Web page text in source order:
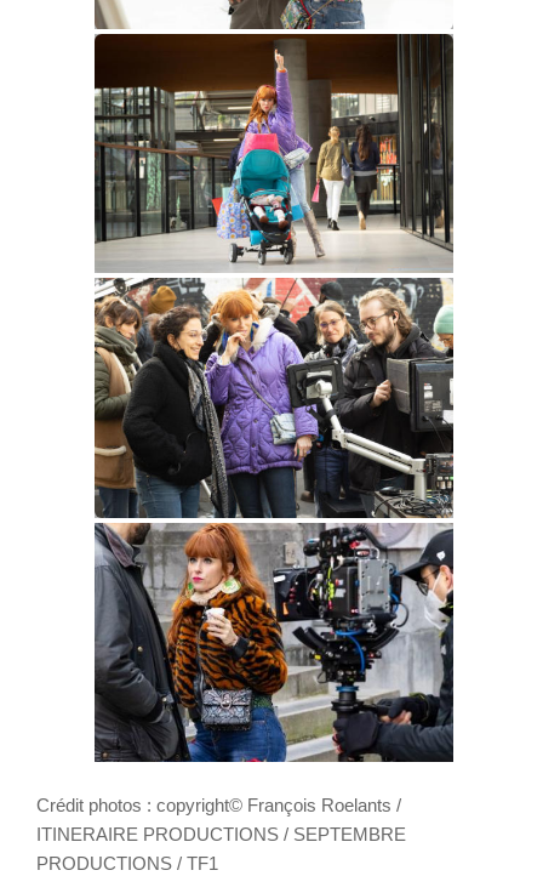
Crédit photos : copyright© François Roelants /
ITINERAIRE PRODUCTIONS / SEPTEMBRE
PRODUCTIONS / TF1